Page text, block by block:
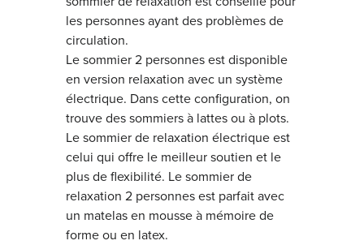
les personnes ayant des problèmes de
circulation.
Le sommier 2 personnes est disponible
en version relaxation avec un système
électrique. Dans cette configuration, on
trouve des sommiers à lattes ou à plots.
Le sommier de relaxation électrique est
celui qui offre le meilleur soutien et le
plus de flexibilité. Le sommier de
relaxation 2 personnes est parfait avec
un matelas en mousse à mémoire de
forme ou en latex.